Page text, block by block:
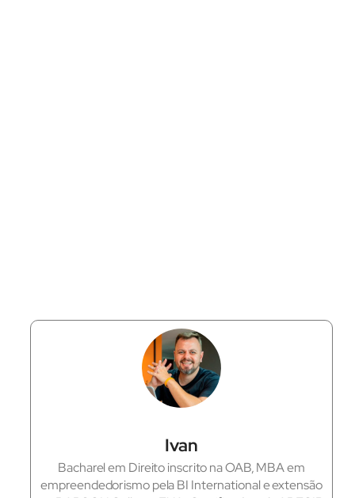
Ivan
Bacharel em Direito inscrito na OAB, MBA em
empreendedorismo pela BI International e extensão